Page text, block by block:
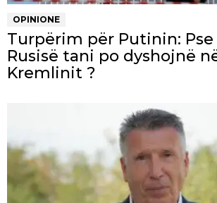
OPINIONE
Turpërim për Putinin:
Rusisë tani po dyshojnë
Kremlinit ?